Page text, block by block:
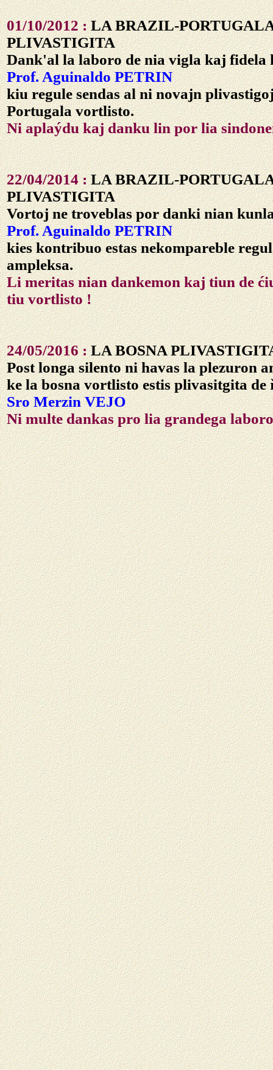
01/10/2012 :LA BRAZIL-
PLIVASTIGITA
Dank'al la laboro de nia vigla kaj fidela
Prof. Aguinaldo PETRIN
kiu regule sendas al ni novajn
Portugala vortlisto.
Ni aplaýdu kaj danku lin por lia
22/04/2014 :LA BRAZIL-
PLIVASTIGITA
Vortoj ne troveblas por danki nian
Prof. Aguinaldo PETRIN
kies kontribuo estas nekompareble
ampleksa.
Li meritas nian dankemon kaj tiun de
tiu vortlisto !
24/05/2016 :LA BOSNA
Post longa silento ni havas la plezuron
ke la bosna vortlisto estis plivasitgita
Sro Merzin VEJO
Ni multe dankas pro lia grandega